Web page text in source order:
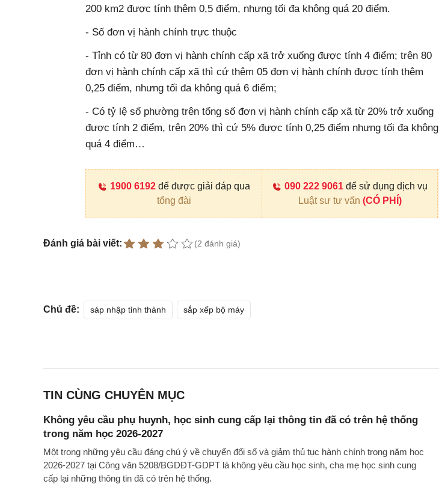
200 km2 được tính thêm 0,5 điểm, nhưng tối đa không quá 20 điểm.
- Số đơn vị hành chính trực thuộc
- Tỉnh có từ 80 đơn vị hành chính cấp xã trở xuống được tính 4 điểm; trên 80
đơn vị hành chính cấp xã thì cứ thêm 05 đơn vị hành chính được tính thêm
0,25 điểm, nhưng tối đa không quá 6 điểm;
- Có tỷ lệ số phường trên tổng số đơn vị hành chính cấp xã từ 20% trở xuống
được tính 2 điểm, trên 20% thì cứ 5% được tính 0,25 điểm nhưng tối đa không
quá 4 điểm…
1900 6192 để được giải đáp qua
tổng đài
090 222 9061 để sử dụng dịch vụ
Luật sư tư vấn (CÓ PHÍ)
Đánh giá bài viết: (2 đánh giá)
Chủ đề: sáp nhập tỉnh thành sắp xếp bộ máy
TIN CÙNG CHUYÊN MỤC
Không yêu cầu phụ huynh, học sinh cung cấp lại thông tin đã có trên hệ thống
trong năm học 2026-2027
Một trong những yêu cầu đáng chú ý về chuyển đổi số và giảm thủ tục hành chính trong năm học
2026-2027 tại Công văn 5208/BGDĐT-GDPT là không yêu cầu học sinh, cha mẹ học sinh cung
cấp lại những thông tin đã có trên hệ thống.